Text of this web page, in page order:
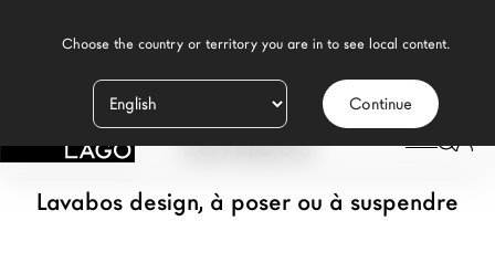
Continue
Produits
Lavabos
Lavabos design, à poser ou à suspendre